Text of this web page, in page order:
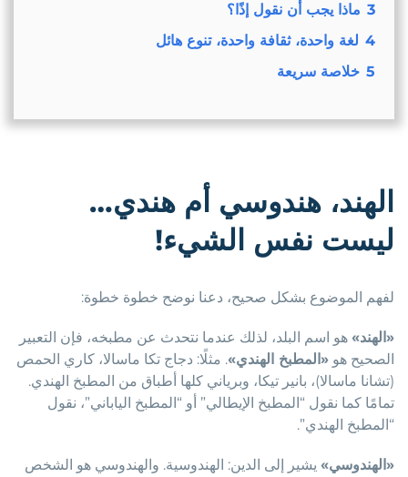
3
ماذا يجب أن نقول إذًا؟
4
لغة واحدة، ثقافة واحدة، تنوع هائل
5
خلاصة سريعة
الهند، هندوسي أم هندي…
ليست نفس الشيء!
لفهم الموضوع بشكل صحيح، دعنا نوضح خطوة خطوة:
«الهند»هو اسم البلد، لذلك عندما نتحدث عن مطبخه، فإن التعبير
الصحيح هو «المطبخ الهندي». مثلًا: دجاج تكا ماسالا، كاري الحمص
(تشانا ماسالا)، بانير تيكا، وبرياني كلها أطباق من المطبخ الهندي.
تمامًا كما نقول “المطبخ الإيطالي” أو “المطبخ الياباني”، نقول
“المطبخ الهندي”.
«الهندوسي»يشير إلى الدين: الهندوسية. والهندوسي هو الشخص